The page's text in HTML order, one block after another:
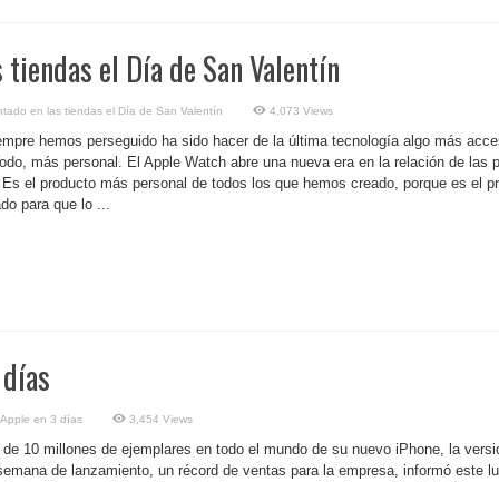
el Día de San Valentín
en las tiendas el Día de San Valentín 4,073 Views
hemos perseguido ha sido hacer de la última tecnología algo más
más personal. El Apple Watch abre una nueva era en la relación de las
el producto más personal de todos los que hemos creado, porque es el
para que lo ...
en 3 días 3,454 Views
10 millones de ejemplares en todo el mundo de su nuevo iPhone, la
de lanzamiento, un récord de ventas para la empresa, informó este